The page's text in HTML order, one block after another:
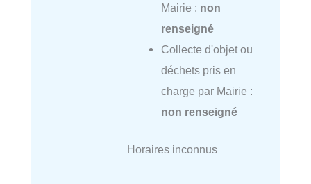
Mairie : non
renseigné
Collecte d'objet ou
déchets pris en
charge par Mairie :
non renseigné
Horaires inconnus